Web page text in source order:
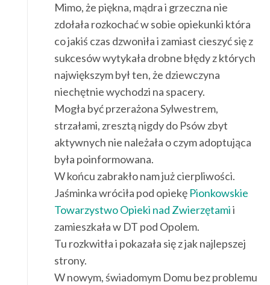
Mimo, że piękna, mądra i grzeczna nie
zdołała rozkochać w sobie opiekunki która
co jakiś czas dzwoniła i zamiast cieszyć się z
sukcesów wytykała drobne błędy z których
największym był ten, że dziewczyna
niechętnie wychodzi na spacery.
Mogła być przerażona Sylwestrem,
strzałami, zresztą nigdy do Psów zbyt
aktywnych nie należała o czym adoptująca
była poinformowana.
W końcu zabrakło nam już cierpliwości.
Jaśminka wróciła pod opiekę Pionkowskie
Towarzystwo Opieki nad Zwierzętamii
zamieszkała w DT pod Opolem.
Tu rozkwitła i pokazała się z jak najlepszej
strony.
W nowym, świadomym Domu bez problemu